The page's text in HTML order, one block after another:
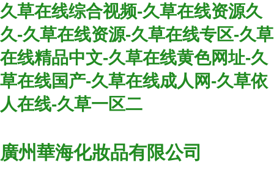
久草在线综合视频-久草在线资源久
久-久草在线资源-久草在线专区-久草
在线精品中文-久草在线黄色网址-久
草在线国产-久草在线成人网-久草依
人在线-久草一区二
廣州華海化妝品有限公司